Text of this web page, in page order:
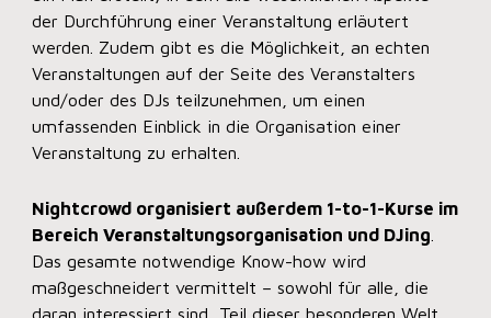
der Durchführung einer Veranstaltung erläutert
werden. Zudem gibt es die Möglichkeit, an echten
Veranstaltungen auf der Seite des Veranstalters
und/oder des DJs teilzunehmen, um einen
umfassenden Einblick in die Organisation einer
Veranstaltung zu erhalten.
Nightcrowd organisiert außerdem 1-to-1-Kurse im
Bereich Veranstaltungsorganisation und DJing
Das gesamte notwendige Know-how wird
maßgeschneidert vermittelt – sowohl für alle, die
daran interessiert sind, Teil dieser besonderen Welt